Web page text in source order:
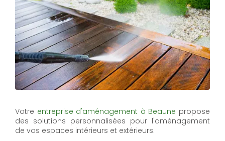
Votre entreprise d'aménagement à Beaune propose
des solutions personnalisées pour l'aménagement
de vos espaces intérieurs et extérieurs.